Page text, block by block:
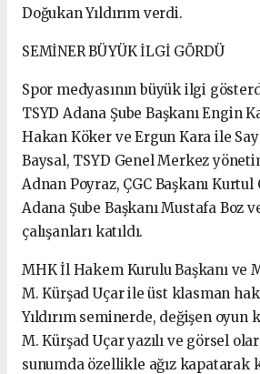
Doğukan Yıldırım verdi.
SEMİNER BÜYÜK İLGİ GÖRDÜ
Spor medyasının büyük ilgi
TSYD Adana Şube Başkanı Engin
Hakan Köker ve Ergun Kara ile
Baysal, TSYD Genel Merkez
Adnan Poyraz, ÇGC Başkanı Kurtul
Adana Şube Başkanı Mustafa Boz
çalışanları katıldı.
MHK İl Hakem Kurulu Başkanı ve
M. Kürşad Uçar ile üst klasman
Yıldırım seminerde, değişen oyun
M. Kürşad Uçar yazılı ve görsel
sunumda özellikle ağız kapatarak